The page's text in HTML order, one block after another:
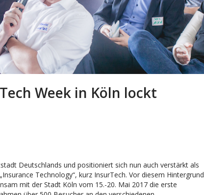
Week in Köln lockt
Deutschlands und positioniert sich nun auch verstärkt als
Technology“, kurz InsurTech. Vor diesem Hintergrund
mit der Stadt Köln vom 15.-20. Mai 2017 die erste